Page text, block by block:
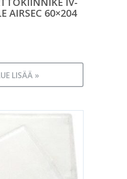
AIRSEC 60×204
LISÄÄ »